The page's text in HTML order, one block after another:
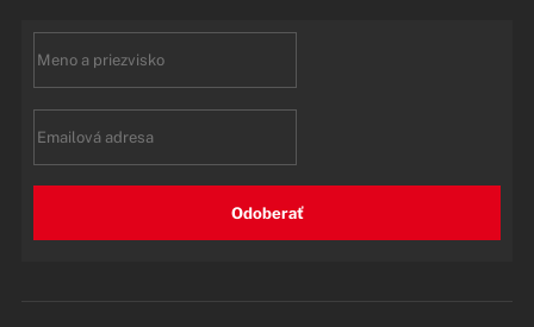
Odoberať